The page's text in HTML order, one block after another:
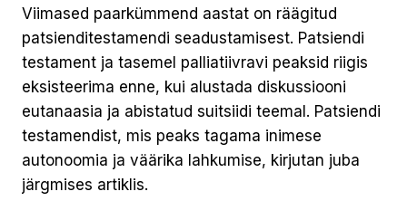
Viimased paarkümmend aastat on räägitud
patsienditestamendi seadustamisest. Patsiendi
testament ja tasemel palliatiivravi peaksid riigis
eksisteerima enne, kui alustada diskussiooni
eutanaasia ja abistatud suitsiidi teemal. Patsiendi
testamendist, mis peaks tagama inimese
autonoomia ja väärika lahkumise, kirjutan juba
järgmises artiklis.